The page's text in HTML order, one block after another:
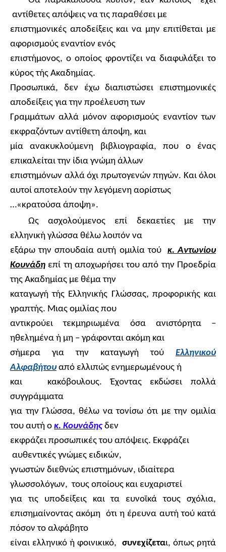
αντίθετες απόψεις να τις παραθέσει με
επιστημονικές αποδείξεις και να μην επιτίθεται με
αφορισμούς εναντίον ενός
επιστήμονος, ο οποίος φροντίζει να διαφυλάξει το
κύρος τής Ακαδημίας.
Προσωπικά, δεν έχω διαπιστώσει επιστημονικές
αποδείξεις για την προέλευση των
Γραμμάτων αλλά μόνον αφορισμούς εναντίον των
εκφραζόντων αντίθετη άποψη, και
μία ανακυκλούμενη βιβλιογραφία, που ο ένας
επικαλείται την ίδια γνώμη άλλων
επιστημόνων αλλά όχι πρωτογενών πηγών. Και όλοι
αυτοί αποτελούν την λεγόμενη αορίστως
…«κρατούσα άποψη».
Ως ασχολούμενος επί δεκαετίες με την
ελληνική γλώσσα θέλω λοιπόν να
εξάρω την σπουδαία αυτή ομιλία τού
κ. Αντωνίου
Κουνάδη επί τη αποχωρήσει του από την Προεδρία
της Ακαδημίας με θέμα την
καταγωγή τής Ελληνικής Γλώσσας, προφορικής και
γραπτής. Μιας ομιλίας που
αντικρούει τεκμηριωμένα όσα ανιστόρητα –
ηθελημένα ή μη – γράφονται ακόμη και
σήμερα για την καταγωγή τού Ελληνικού
Αλφαβήτου από ελλιπώς ενημερωμένους ή
και
κακόβουλους. Έχοντας εκδώσει πολλά
συγγράμματα
για την Γλώσσα, θέλω να τονίσω ότι με την ομιλία
του αυτή ο κ. Κουνάδηςδεν
εκφράζει προσωπικές του απόψεις. Εκφράζει
αυθεντικές γνώμες ειδικών,
γνωστών διεθνώς επιστημόνων, ιδιαίτερα
γλωσσολόγων, τους οποίους και ευχαριστεί
για τις υποδείξεις και τα ευνοϊκά τους σχόλια,
επισημαίνοντας ακόμη ότι η έρευνα αυτή τού κατά
πόσον το αλφάβητο
είναι ελληνικό ή φοινικικό,
συνεχίζεται, όπως ρητά